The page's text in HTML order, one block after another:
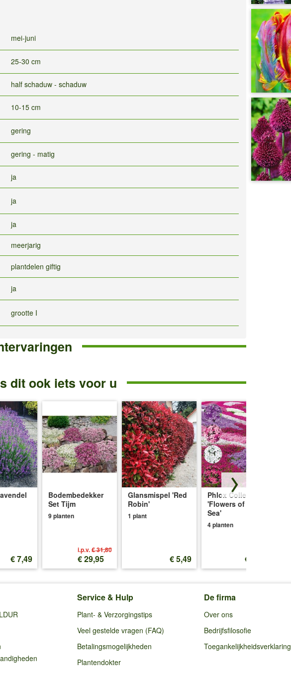
mei-juni
25-30 cm
half schaduw - schaduw
10-15 cm
gering
gering - matig
ja
ja
ja
meerjarig
plantdelen giftig
ja
grootte I
dit ook iets voor u
€ 7,49
Bodembedekker
Set Tijm
9 planten
i.p.v.€ 31,80
€ 29,95
Glansmispel 'Red
Robin'
1 plant
€ 5,49
Phlox Collectie
'Flowers of the
Sea'
4 planten
€ 13,25
Service & Hulp
Plant- & Verzorgingstips
Veel gestelde vragen (FAQ)
Betalingsmogelijkheden
Plantendokter
De firma
Over ons
Bedrijfsfilosofie
Toegankelijkheidsverklaring